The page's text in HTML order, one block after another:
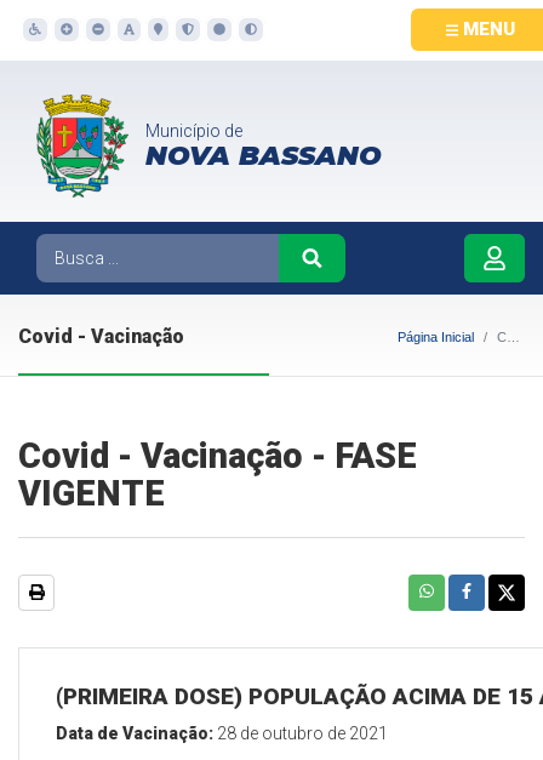
MENU
Município de
NOVA BASSANO
Covid - Vacinação Página Inicial Covid - Vacinação
Covid - Vacinação - FASE
VIGENTE
(PRIMEIRA DOSE) POPULAÇÃO ACIMA DE 15
Data de Vacinação: 28 de outubro de 2021